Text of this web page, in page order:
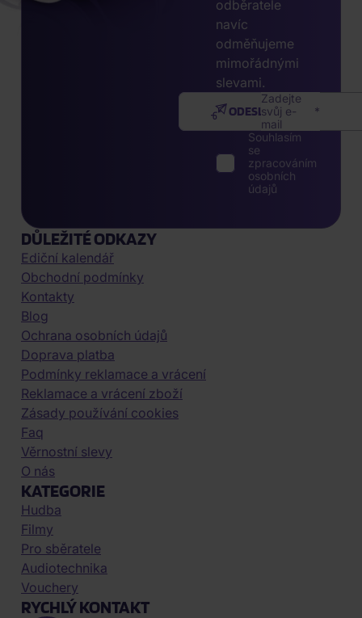
odběratele
navíc
odměňujeme
mimořádnými
slevami.
Zadejte
svůj e-
mail
ODESLAT
Souhlasím
se
zpracováním
osobních
údajů
DŮLEŽITÉ ODKAZY
Ediční kalendář
Obchodní podmínky
Kontakty
Blog
Ochrana osobních údajů
Doprava platba
Podmínky reklamace a vrácení
Reklamace a vrácení zboží
Zásady používání cookies
Faq
Věrnostní slevy
O nás
KATEGORIE
Hudba
Filmy
Pro sběratele
Audiotechnika
Vouchery
RYCHLÝ KONTAKT